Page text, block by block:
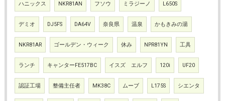
ハニックス NKR81AN フソウ ミラジーノ L650S
デミオ DJ5FS DA64V 奈良県 温泉 かもきみの湯
NKR81AR ゴールデン・ウィーク 休み NPR81YN 工具
ランチ キャンターFE517BC イスズ エルフ 120i UF20
認証工場 整備主任者 MK38C ムーブ L175S シエンタ